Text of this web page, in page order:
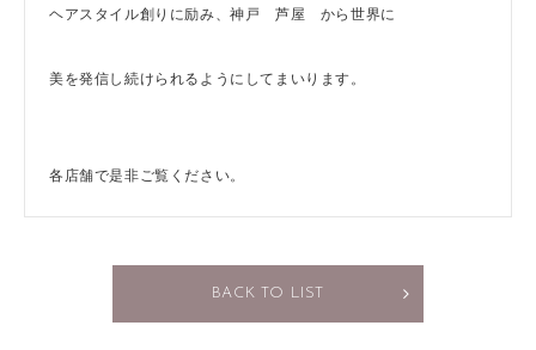
ヘアスタイル創りに励み、神戸 芦屋 から世界に
美を発信し続けられるようにしてまいります。
各店舗で是非ご覧ください。
BACK TO LIST